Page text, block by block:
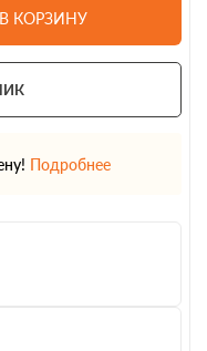
В КОРЗИНУ
Подробнее